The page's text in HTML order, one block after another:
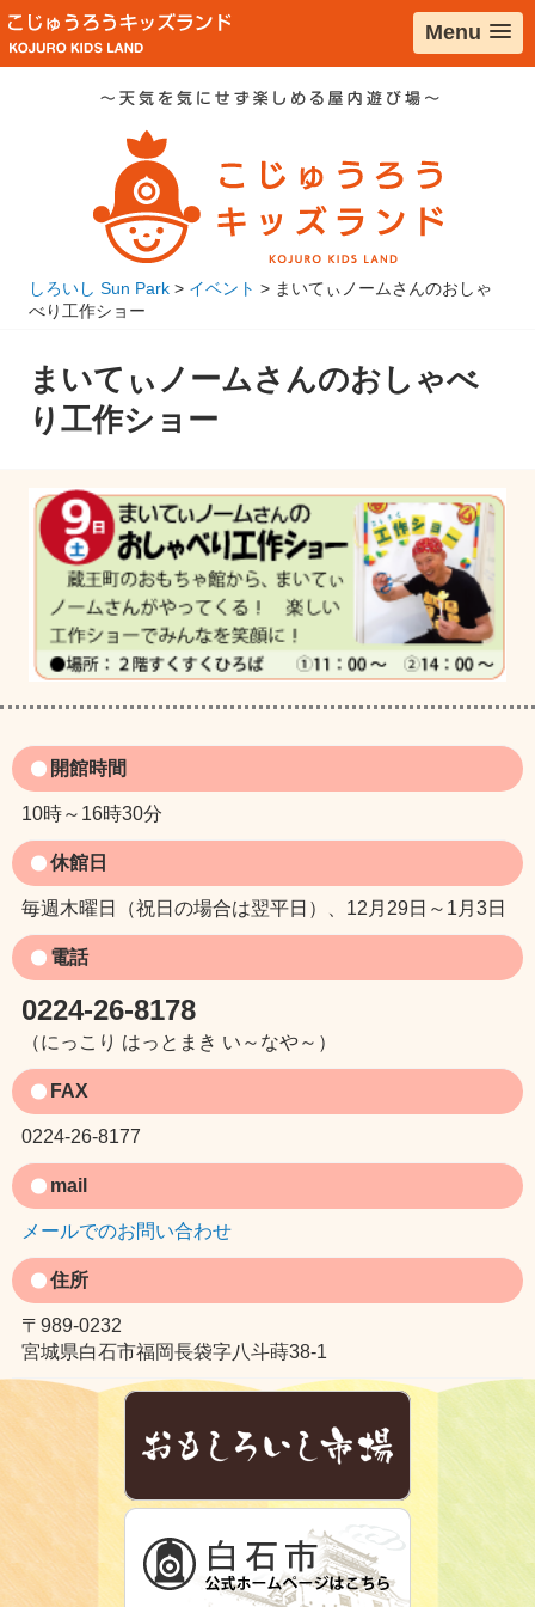
Menu
コ
ン
テ
しろいし Sun Park > イベント > まいてぃノームさんのおしゃ
べり工作ショー
まいてぃノームさんのおしゃべ
り工作ショー
開館時間
10時～16時30分
休館日
毎週木曜日（祝日の場合は翌平日）、12月29日～1月3日
電話
0224-26-8178
（にっこり はっとまき い～なや～）
FAX
0224-26-8177
mail
メールでのお問い合わせ
住所
〒989-0232
宮城県白石市福岡長袋字八斗蒔38-1